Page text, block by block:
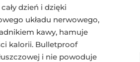
dzień i dzięki
układu nerwowego,
kawy, hamuje
kalorii. Bulletproof
i nie powoduje